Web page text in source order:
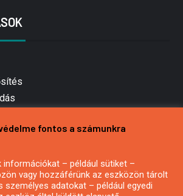
fontos a számunkra
információkat – például sütiket –
vagy hozzáférünk az eszközön tárolt
személyes adatokat – például egyedi